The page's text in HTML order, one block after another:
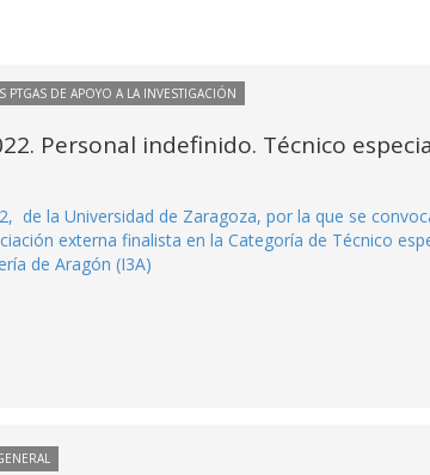
PTGAS DE APOYO A LA INVESTIGACIÓN
Personal indefinido. Técnico
de la Universidad de Zaragoza, por la que se
externa finalista en la Categoría de Técnico
de Aragón (I3A)